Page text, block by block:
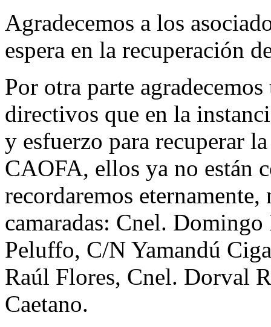
Agradecemos a los
espera en la recuperación
Por otra parte
directivos que en la
y esfuerzo para recuperar
CAOFA, ellos ya no están
recordaremos
camaradas: Cnel.
Peluffo, C/N Yamandú
Raúl Flores, Cnel. Dorval
Caetano.